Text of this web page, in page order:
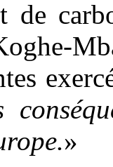
de
»